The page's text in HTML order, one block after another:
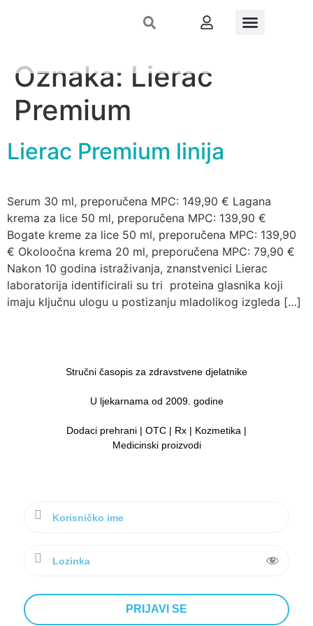
Oznaka: Lierac
Premium
Lierac Premium linija
Serum 30 ml, preporučena MPC: 149,90 € Lagana
krema za lice 50 ml, preporučena MPC: 139,90 €
Bogate kreme za lice 50 ml, preporučena MPC: 139,90
€ Okoloočna krema 20 ml, preporučena MPC: 79,90 €
Nakon 10 godina istraživanja, znanstvenici Lierac
laboratorija identificirali su tri proteina glasnika koji
imaju ključnu ulogu u postizanju mladolikog izgleda […]
Stručni časopis za zdravstvene djelatnike
U ljekarnama od 2009. godine
Dodaci prehrani | OTC | Rx | Kozmetika |
Medicinski proizvodi